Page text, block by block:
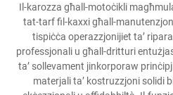
Il-karozza għall-motoċikli
tat-tarf fil-kaxxi għall-
tispiċċa operazzjonijiet ta’
professjonali u għall-dritturi
ta’ sollevament jinkorporaw
materjali ta’ kostruzzjoni solidi